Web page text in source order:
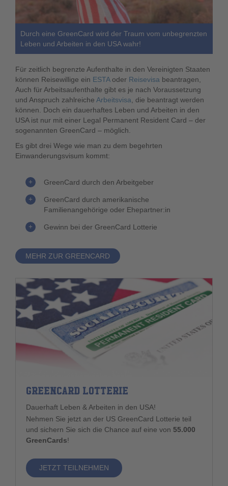
Durch eine GreenCard wird der Traum vom unbegrenzten
Leben und Arbeiten in den USA wahr!
Für zeitlich begrenzte Aufenthalte in den Vereinigten Staaten
können Reisewillige ein ESTAoder Reisevisa beantragen,
Auch für Arbeitsaufenthalte gibt es je nach Voraussetzung
und Anspruch zahlreiche Arbeitsvisa , die beantragt werden
können. Doch ein dauerhaftes Leben und Arbeiten in den
USA ist nur mit einer Legal Permanent Resident Card – der
sogenannten GreenCard – möglich.
Es gibt drei Wege wie man zu dem begehrten
Einwanderungsvisum kommt:
GreenCard durch den Arbeitgeber
GreenCard durch amerikanische
Familienangehörige oder Ehepartner:in
Gewinn bei der GreenCard Lotterie
MEHR ZUR GREENCARD
GREENCARD LOTTERIE
Dauerhaft Leben & Arbeiten in den USA!
Nehmen Sie jetzt an der US GreenCard Lotterie teil
und sichern Sie sich die Chance auf eine von 55.000
GreenCards!
JETZT TEILNEHMEN